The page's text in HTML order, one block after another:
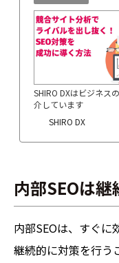
SHIRO DXはビジネス
介しています
SHIRO DX
内部SEOは継
内部SEOは、すぐに
継続的に対策を行う